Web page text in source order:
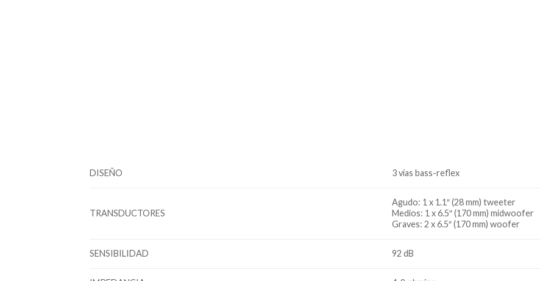
DISEÑO 3 vías bass-reflex
TRANSDUCTORES
Agudo: 1 x 1.1″ (28 mm) tweeter
Medios: 1 x 6.5″ (170 mm) midwoofer
Graves: 2 x 6.5″ (170 mm) woofer
SENSIBILIDAD 92 dB